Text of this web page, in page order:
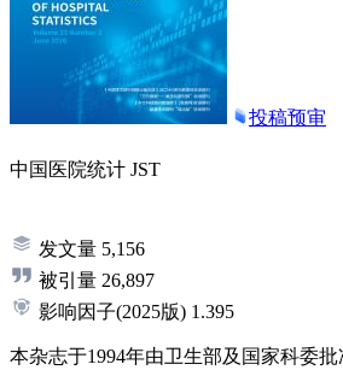
投稿预审
中国医院统计 JST
发文量 5,156
被引量 26,897
影响因子(2025版) 1.395
本杂志于1994年由卫生部及国家科委